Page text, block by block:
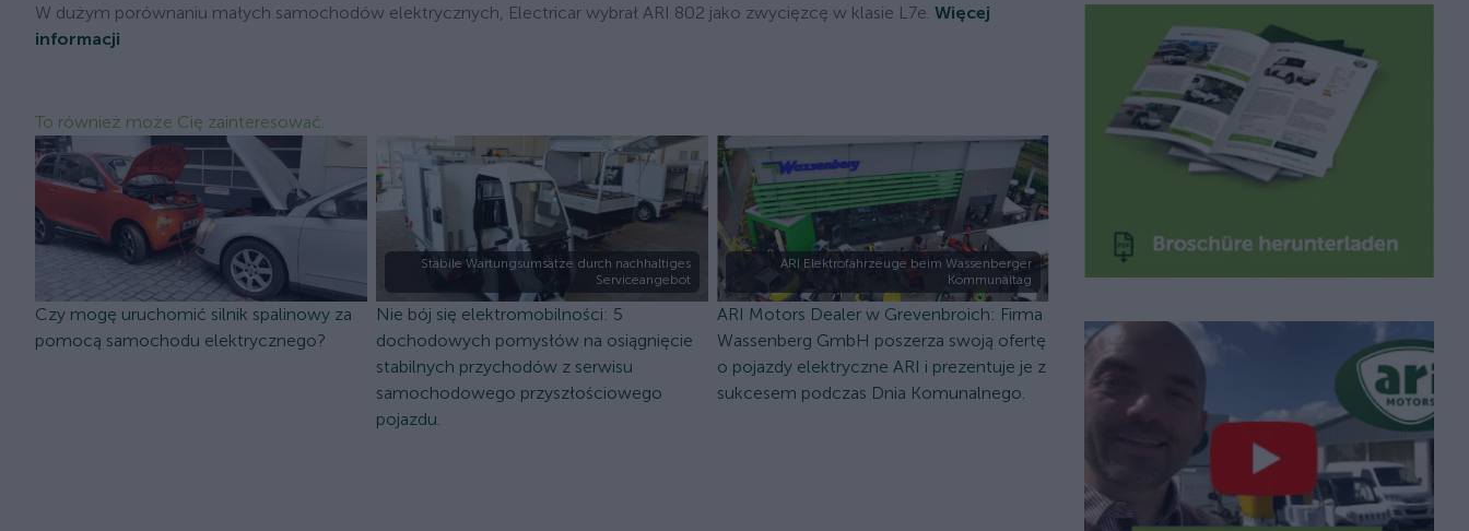
W dużym porównaniu małych samochodów elektrycznych, Electricar wybrał ARI 802 jako zwycięzcę w klasie L7e. Więcej
informacji
To również może Cię zainteresować.
Czy mogę uruchomić silnik spalinowy za
pomocą samochodu elektrycznego?
Stabile Wartungsumsätze durch nachhaltiges
Serviceangebot
Nie bój się elektromobilności: 5
dochodowych pomysłów na osiągnięcie
stabilnych przychodów z serwisu
samochodowego przyszłościowego
pojazdu.
ARI Elektrofahrzeuge beim Wassenberger
Kommunaltag
ARI Motors Dealer w Grevenbroich: Firma
Wassenberg GmbH poszerza swoją ofertę
o pojazdy elektryczne ARI i prezentuje je z
sukcesem podczas Dnia Komunalnego.